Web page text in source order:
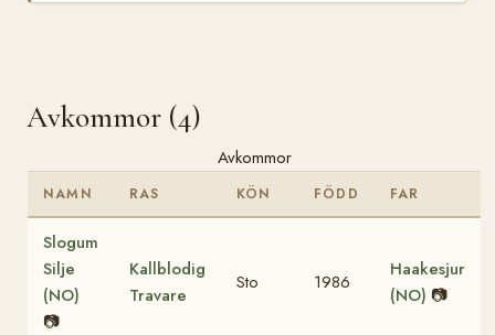
Avkommor (4)
Avkommor
NAMN RAS KÖN FÖDD FAR
Slogum
Silje
(NO)
📷
Kallblodig
Travare
Sto 1986
Haakesjur
(NO) 📷